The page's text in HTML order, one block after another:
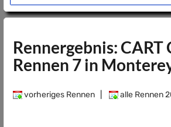
Rennergebnis:
Rennen 7 in
vorheriges Rennen alle Rennen